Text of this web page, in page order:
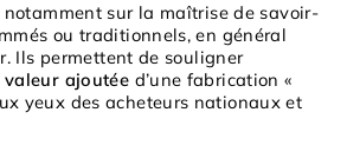
notamment sur la maîtrise de savoir-
ou traditionnels, en général
Ils permettent de souligner
valeur ajoutée d’une fabrication «
yeux des acheteurs nationaux et